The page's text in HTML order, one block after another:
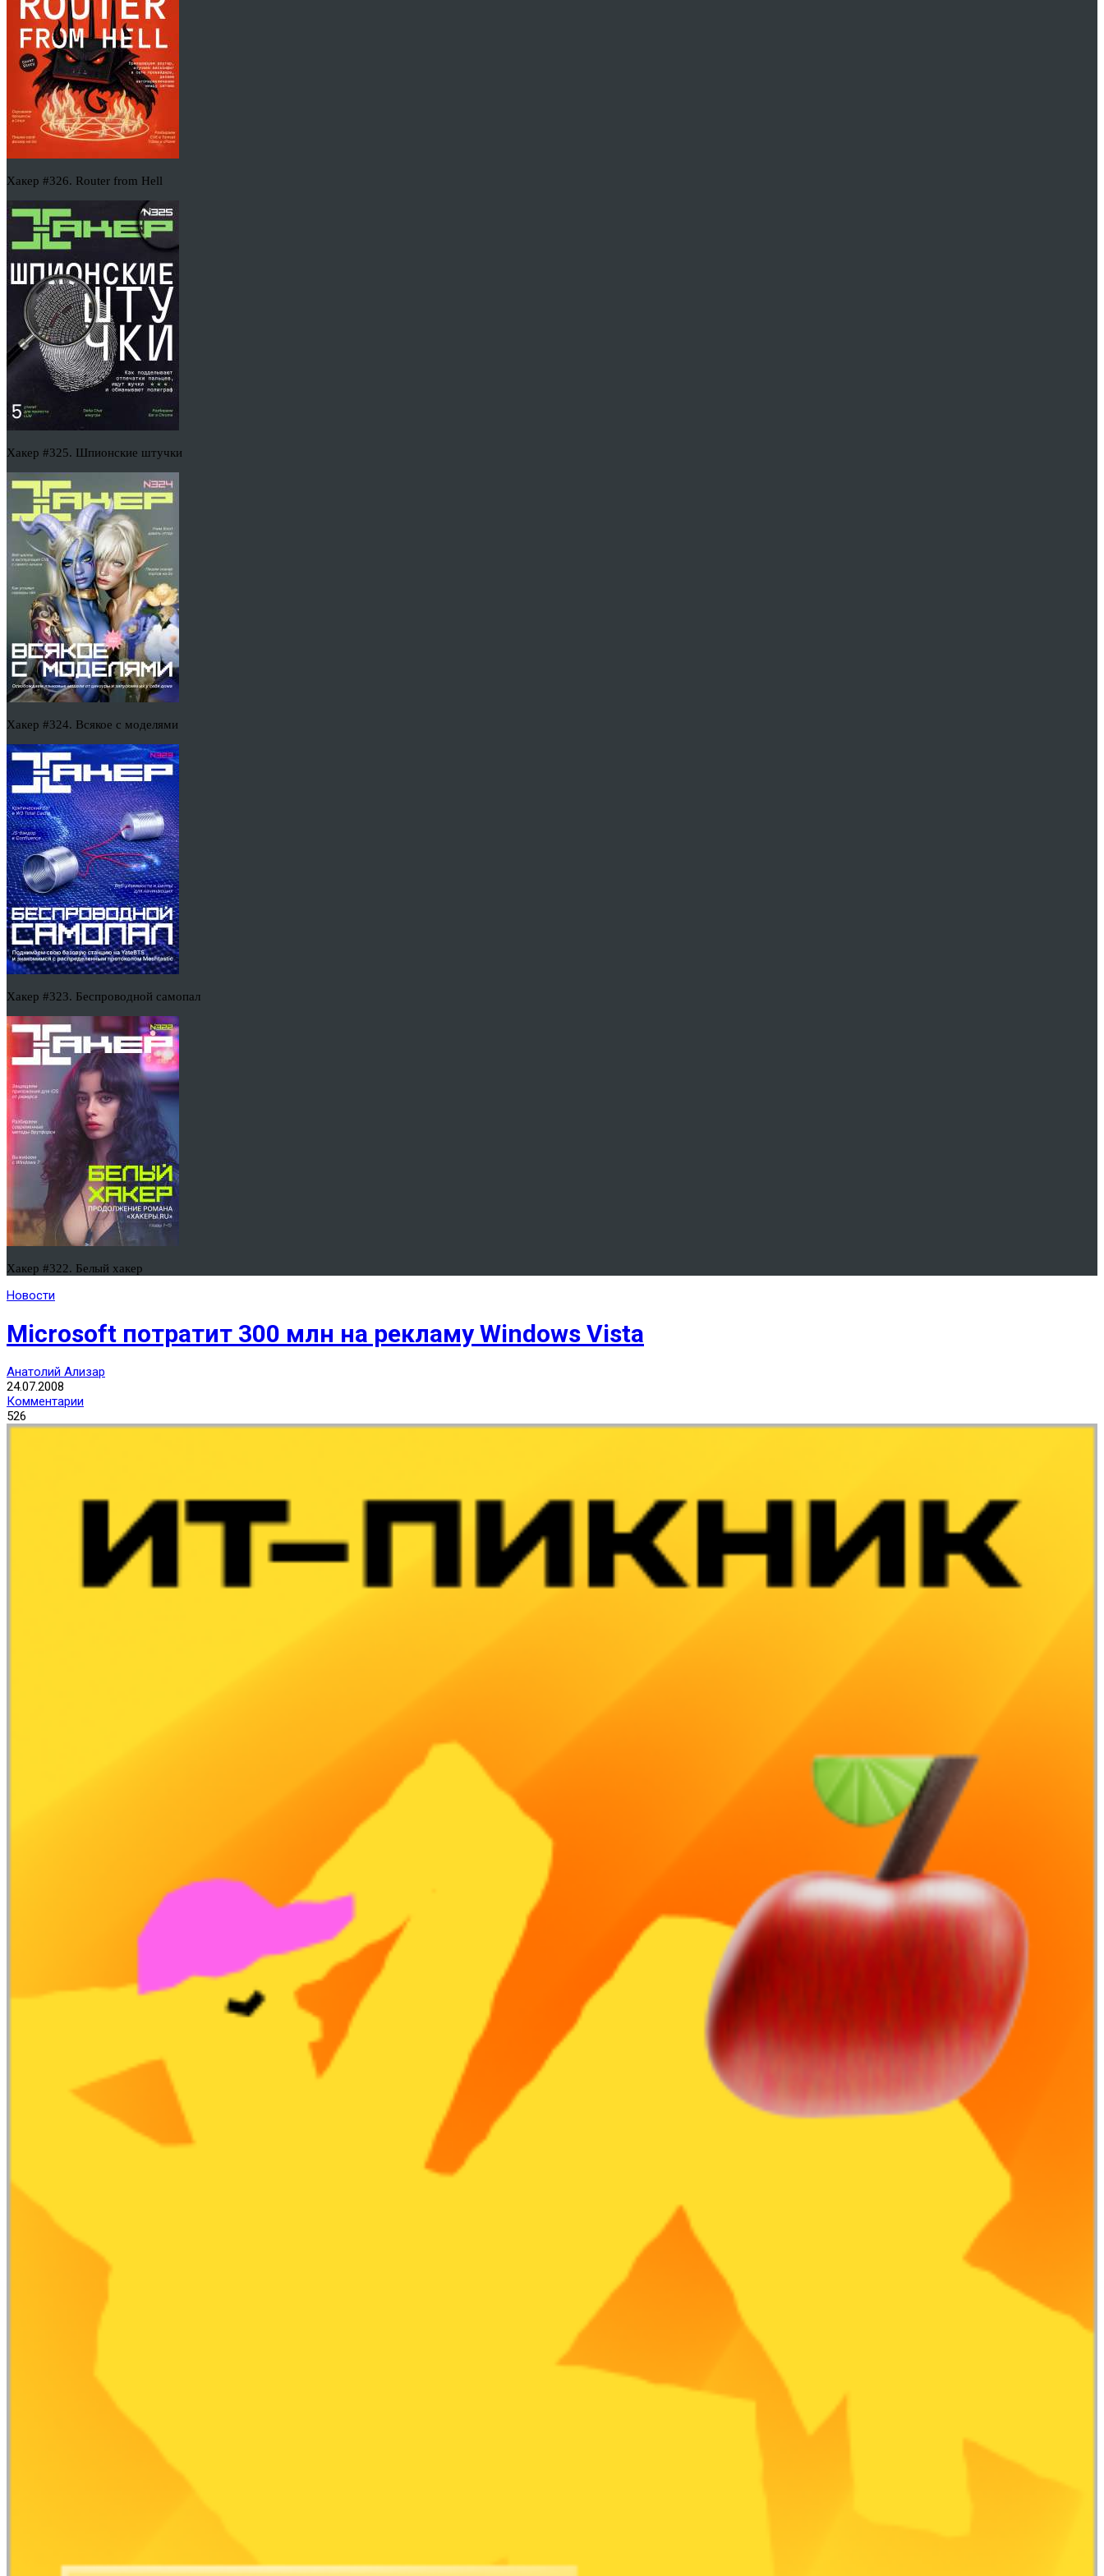
Хакер #326. Router from Hell
Хакер #325. Шпионские штучки
Хакер #324. Всякое с моделями
Хакер #323. Беспроводной самопал
Хакер #322. Белый хакер
Новости
Microsoft потратит 300 млн на рекламу Windows Vista
Анатолий Ализар
24.07.2008
Комментарии
526